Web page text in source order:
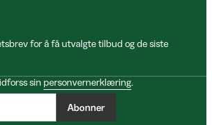
for å få utvalgte tilbud og de siste
sin personvernerklæring.
Abonner